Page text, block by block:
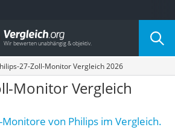
nach Kategorie
27-Zoll-Monitor Vergleich 2026
Monitor Vergleich
von Philips im Vergleich.